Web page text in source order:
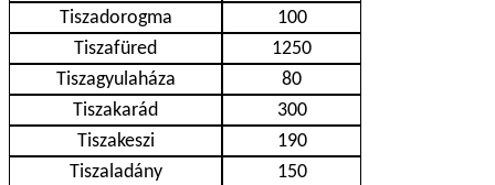
Tiszadorogma
100
Tiszafüred
1250
Tiszagyulaháza
80
Tiszakarád
300
Tiszakeszi
190
Tiszaladány
150